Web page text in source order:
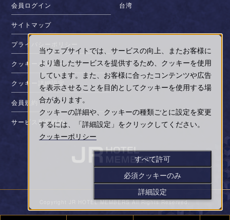
会員ログイン
サイトマップ
プライバシーポリシー
クッキーポリシー
クッキー詳細設定
会員規約
サービス利用規約
台湾
Copyright JR HOTEL MEMBERS All Rights Reserved.
当ウェブサイトでは、サービスの向上、またお客様に
より適したサービスを提供するため、クッキーを使用
しています。また、お客様に合ったコンテンツや広告
を表示させることを目的としてクッキーを使用する場
合があります。
クッキーの詳細や、クッキーの種類ごとに設定を変更
するには、「詳細設定」をクリックしてください。
クッキーポリシー
すべて許可
必須クッキーのみ
詳細設定